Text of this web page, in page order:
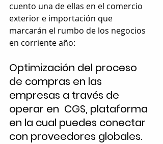
cuento una de ellas en el comercio
exterior e importación que
marcarán el rumbo de los negocios
en corriente año:
Optimización del proceso
de compras en las
empresas a través de
operar en  CGS, plataforma
en la cual puedes conectar
con proveedores globales.